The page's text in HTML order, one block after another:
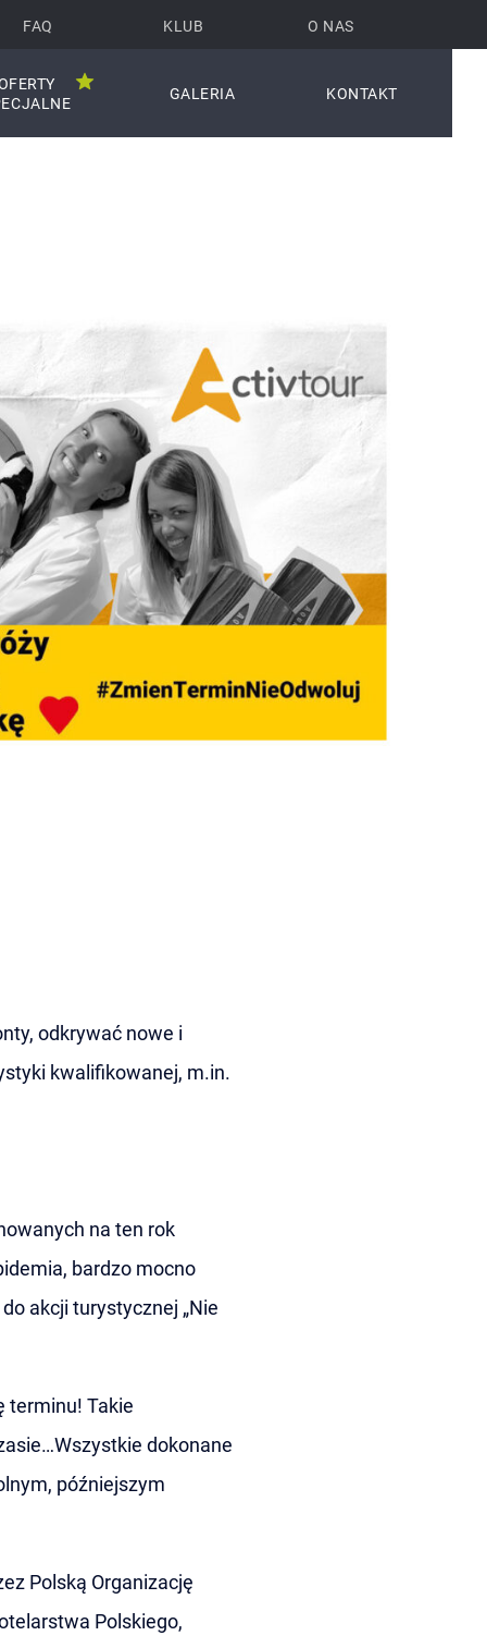
GALERIA KONTAKT
FAQ KLUB O NAS
odkrywać nowe i
kwalifikowanej, m.in.
na ten rok
bardzo mocno
akcji turystycznej „Nie
terminu! Takie
dokonane
późniejszym
Polską Organizację
Polskiego,